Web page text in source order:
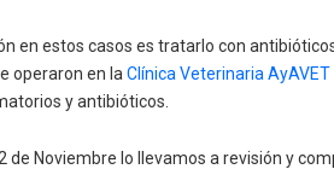
en estos casos es tratarlo con
operaron en la Clínica Veterinaria
y antibióticos.
de Noviembre lo llevamos a revisión y